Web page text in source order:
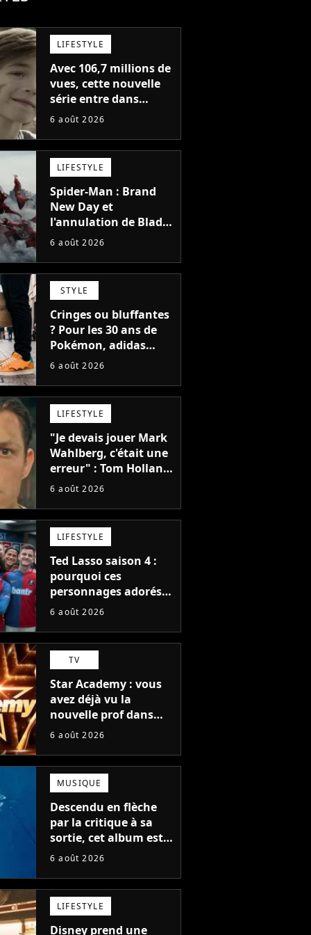
LIFESTYLE
Avec 106,7 millions de
vues, cette nouvelle
série entre dans
l'histoire de Netflix en
6 août 2026
LIFESTYLE
Spider-Man : Brand
New Day et
l'annulation de Blade
montrent que Marvel
faire quoi que ce soit
de simple
6 août 2026
STYLE
Cringes ou bluffantes
? Pour les 30 ans de
Pokémon, adidas
dévoile une énorme
et je ne sais pas quoi
en penser
6 août 2026
LIFESTYLE
"Je devais jouer Mark
Wahlberg, c'était une
erreur" : Tom Holland,
la star de Spider-Man,
blockbuster
6 août 2026
LIFESTYLE
Ted Lasso saison 4 :
pourquoi ces
personnages adorés
des fans ne sont pas
6 août 2026
TV
Star Academy : vous
avez déjà vu la
nouvelle prof dans
The Voice et aux
6 août 2026
MUSIQUE
Descendu en flèche
par la critique à sa
sortie, cet album est
en train de devenir le
auteur
6 août 2026
LIFESTYLE
Disney prend une